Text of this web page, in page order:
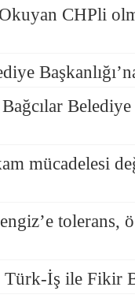
CHPli
mücadelesi
tolerans,
Türk-İş ile Fikir